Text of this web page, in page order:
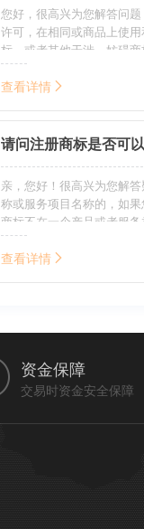
您好，很高兴为您解答问
许可，在相同或商品上使
标，或者其他干涉、妨碍
商标持有人合法权益的其他
的责任，明知侵权的行为的
查看详情
请问注册商标是否可
亲，您好！很高兴为您解
称或服务项目名称的，如
商标不在一个产品或者服
名称的。希望我的回答能帮
查看详情
资金保障
交易时资金安全保障